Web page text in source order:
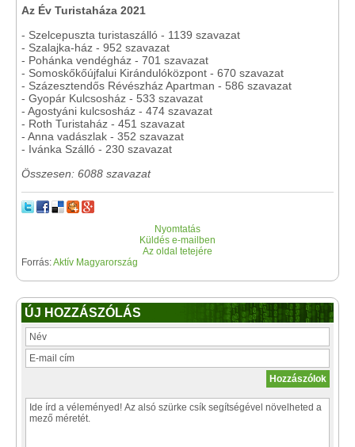
Az Év Turistaháza 2021
- Szelcepuszta turistaszálló - 1139 szavazat
- Szalajka-ház - 952 szavazat
- Pohánka vendégház - 701 szavazat
- Somoskőkőújfalui Kirándulóközpont - 670 szavazat
- Százesztendős Révészház Apartman - 586 szavazat
- Gyopár Kulcsosház - 533 szavazat
- Agostyáni kulcsosház - 474 szavazat
- Roth Turistaház - 451 szavazat
- Anna vadászlak - 352 szavazat
- Ivánka Szálló - 230 szavazat
Összesen: 6088 szavazat
Nyomtatás
Küldés e-mailben
Az oldal tetejére
Forrás:Aktív Magyarország
ÚJ HOZZÁSZÓLÁS